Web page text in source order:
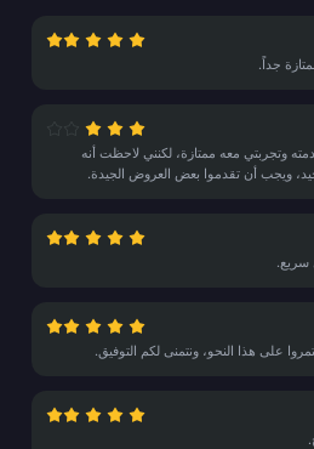
جداً.
وتجربتي معه ممتازة، لكنني لاحظت أنه
ويجب أن تقدموا بعض العروض الجيدة.
سريع.
على هذا النحو، ونتمنى لكم التوفيق.